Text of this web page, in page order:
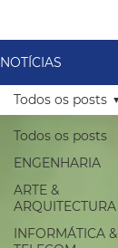
NOTÍCIAS
Todos os posts
ENGENHARIA
ARTE &
ARQUITECTURA
INFORMÁTICA &
Todos os posts